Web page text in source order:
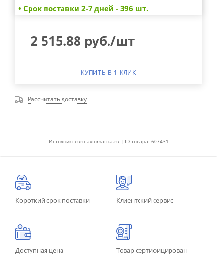
• Cрок поставки 2-7 дней - 396 шт.
2 515.88 руб./шт
КУПИТЬ В 1 КЛИК
Рассчитать доставку
Источник: euro-avtomatika.ru | ID товара: 607431
Короткий срок поставки Клиентский сервис
Доступная цена Товар сертифицирован